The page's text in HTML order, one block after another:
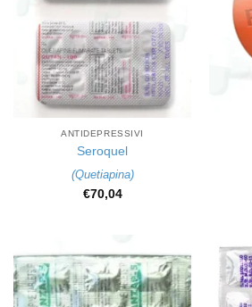
ANTIDEPRESSIVI
Seroquel
(Quetiapina)
€70,04